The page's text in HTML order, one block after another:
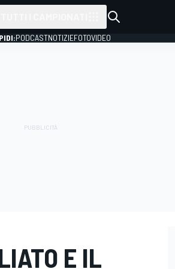
PODCASTNOTIZIEFOTOVIDEO
E IL